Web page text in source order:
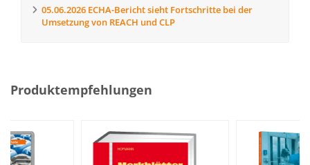
05.06.2026 ECHA-Bericht sieht Fortschritte bei der
Umsetzung von REACH und CLP
Produktempfehlungen